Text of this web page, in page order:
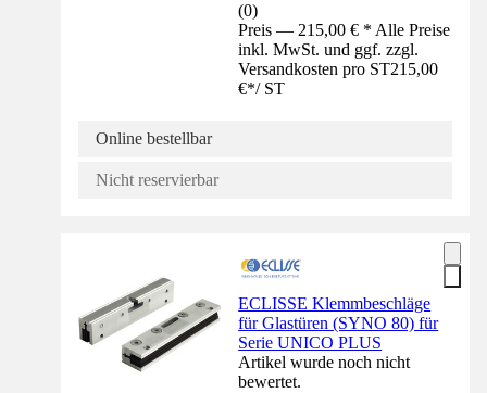
(0)
Preis — 215,00 € * Alle Preise
inkl. MwSt. und ggf. zzgl.
Versandkosten pro ST215,00
€*/ ST
Online bestellbar
Nicht reservierbar
ECLISSE Klemmbeschläge
für Glastüren (SYNO 80) für
Serie UNICO PLUS
Artikel wurde noch nicht
bewertet.